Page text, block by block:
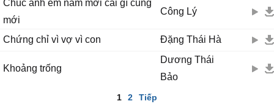
Chúc anh em năm mới cái gì cũng
mới
Công Lý
Chứng chỉ vì vợ vì con Đặng Thái Hà
Khoảng trống
Dương Thái
Bảo
1 2 Tiếp